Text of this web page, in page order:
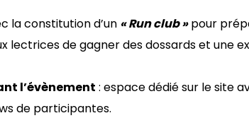
la constitution d’un « Run club » pour
lectrices de gagner des dossards et une
l’évènement : espace dédié sur le site
de participantes.